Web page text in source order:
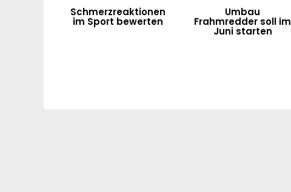
Schmerzreaktionen
im Sport bewerten
Umbau
Frahmredder soll im
Juni starten